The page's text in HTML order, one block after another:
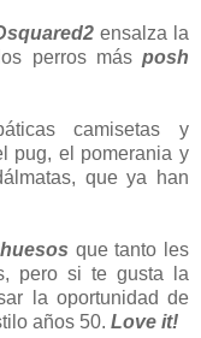
ensalza la
perros más posh
camisetas y
pug, el pomerania y
que ya han
huesos que tanto les
pero si te gusta la
la oportunidad de
años 50. Love it!